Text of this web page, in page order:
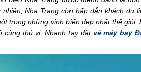
Nha Trang còn hấp dẫn khách du
trong những vịnh biển đẹp nhất thế giới,
cùng thú vị. Nhanh tay đặt vé máy bay